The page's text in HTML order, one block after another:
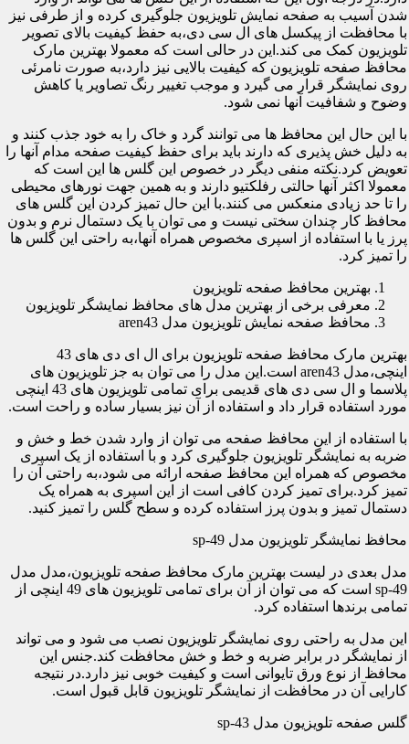
شدن آسیب به صفحه نمایش تلویزیون جلوگیری کرده و از طرفی نیز
با محافظت از پیکسل های ال سی دی،به حفظ کیفیت بالای تصویر
تلویزیون کمک می کند.این در حالی است که معمولا بهترین مارک
محافظ صفحه تلویزیون که کیفیت بالایی نیز دارد،به صورت نامرئی
روی نمایشگر قرار می گیرد و موجب تغییر رنگ تصاویر یا کاهش
وضوح و شفافیت آنها نمی شود.
با این حال این محافظ ها می توانند گرد و خاک را به خود جذب کنند و
به دلیل خش پذیری که دارند باید برای حفظ کیفیت صفحه مدام آنها را
تعویض کرد.نکته منفی دیگر در خصوص این گلس ها این است که
معمولا اکثر آنها حالتی رفلکتیو دارند و به همین جهت نورهای محیطی
را تا حد زیادی منعکس می کنند.با این حال تمیز کردن این گلس های
محافظ کار چندان سختی نیست و می توان با یک دستمال نرم و بدون
پرز یا با استفاده از اسپری مخصوص همراه آنها،به راحتی این گلس ها
را تمیز کرد.
بهترین محافظ صفحه تلویزیون
معرفی برخی از بهترین مدل های محافظ نمایشگر تلویزیون
محافظ صفحه نمایش تلویزیون مدل aren43
بهترین مارک محافظ صفحه تلویزیون برای ال ای دی های 43
اینچی،مدل aren43 است.این مدل را می توان به جز تلویزیون های
پلاسما و ال سی دی های قدیمی برای تمامی تلویزیون های 43 اینچی
مورد استفاده قرار داد و استفاده از آن نیز بسیار ساده و راحت است.
با استفاده از این محافظ صفحه می توان از وارد شدن خط و خش و
ضربه به نمایشگر تلویزیون جلوگیری کرد و با استفاده از یک اسپری
مخصوص که همراه این محافظ صفحه ارائه می شود،به راحتی آن را
تمیز کرد.برای تمیز کردن کافی است از این اسپری به همراه یک
دستمال تمیز و بدون پرز استفاده کرده و سطح گلس را تمیز کنید.
محافظ نمایشگر تلویزیون مدل sp-49
مدل بعدی در لیست بهترین مارک محافظ صفحه تلویزیون،مدل مدل
sp-49 است که می توان از آن برای تمامی تلویزیون های 49 اینچی از
تمامی برندها استفاده کرد.
این مدل به راحتی روی نمایشگر تلویزیون نصب می شود و می تواند
از نمایشگر در برابر ضربه و خط و خش محافظت کند.جنس این
محافظ از نوع ورق تایوانی است و کیفیت خوبی نیز دارد.در نتیجه
کارایی آن در محافظت از نمایشگر تلویزیون قابل قبول است.
گلس صفحه تلویزیون مدل sp-43